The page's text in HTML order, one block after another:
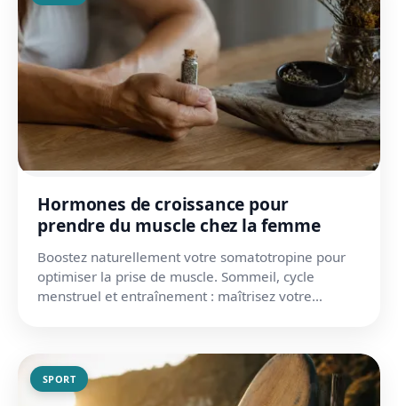
Hormones de croissance pour
prendre du muscle chez la femme
Boostez naturellement votre somatotropine pour
optimiser la prise de muscle. Sommeil, cycle
menstruel et entraînement : maîtrisez votre
SPORT